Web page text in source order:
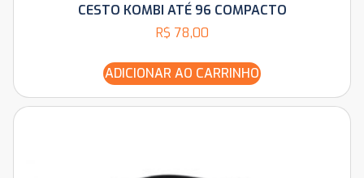
CESTO KOMBI ATÉ 96 COMPACTO
R$ 78,00
ADICIONAR AO CARRINHO